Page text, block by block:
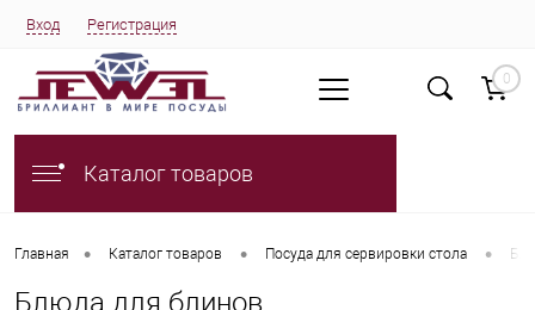
Вход Регистрация
0
Каталог товаров
Главная • Каталог товаров • Посуда для сервировки стола •
Блюда для блинов